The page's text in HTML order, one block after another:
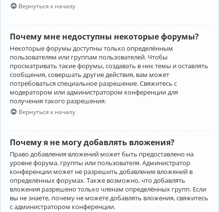
Вернуться к началу
Почему мне недоступны некоторые форумы?
Некоторые форумы доступны только определённым
пользователям или группам пользователей. Чтобы
просматривать такие форумы, создавать в них темы и оставлять
сообщения, совершать другие действия, вам может
потребоваться специальное разрешение. Свяжитесь с
модератором или администратором конференции для
получения такого разрешения.
Вернуться к началу
Почему я не могу добавлять вложения?
Право добавления вложений может быть предоставлено на
уровне форума, группы или пользователя. Администратор
конференции может не разрешить добавление вложений в
определённых форумах. Также возможно, что добавлять
вложения разрешено только членам определённых групп. Если
вы не знаете, почему не можете добавлять вложения, свяжитесь
с администратором конференции.